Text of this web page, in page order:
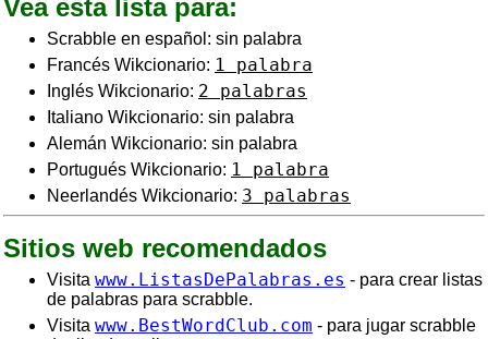
Vea esta lista para:
Scrabble en español: sin palabra
Francés Wikcionario: 1 palabra
Inglés Wikcionario: 2 palabras
Italiano Wikcionario: sin palabra
Alemán Wikcionario: sin palabra
Portugués Wikcionario: 1 palabra
Neerlandés Wikcionario: 3 palabras
Sitios web recomendados
Visita www.ListasDePalabras.es - para crear listas
de palabras para scrabble.
Visita www.BestWordClub.com - para jugar scrabble